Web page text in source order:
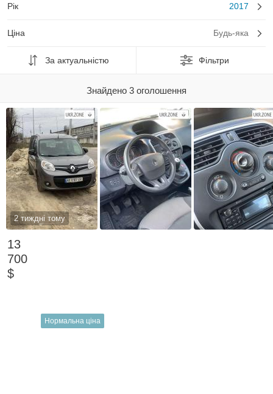
Рік 2017
Ціна Будь-яка
За актуальністю Фільтри
Знайдено 3 оголошення
2 тиждні тому
13
700
$
Нормальна ціна